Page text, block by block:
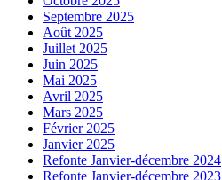
Septembre 2025
Août 2025
Juillet 2025
Juin 2025
Mai 2025
Avril 2025
Mars 2025
Février 2025
Janvier 2025
Refonte Janvier-décembre 2024
Refonte Janvier-décembre 2023